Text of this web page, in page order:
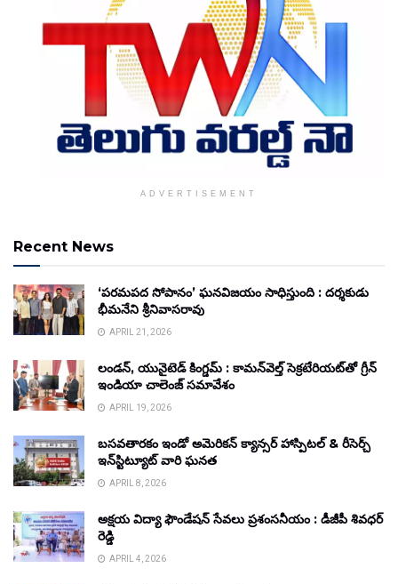
ADVERTISEMENT
Recent News
‘పరమపద సోపానం’ ఘనవిజయం సాధిస్తుంది : దర్శకుడు
భీమనేని శ్రీనివాసరావు
APRIL 21, 2026
లండన్, యునైటెడ్ కింగ్డమ్ : కామన్‌వెల్త్ సెక్రటేరియట్‌తో గ్రీన్
ఇండియా చాలెంజ్ సమావేశం
APRIL 19, 2026
బసవతారకం ఇండో అమెరికన్ క్యాన్సర్ హాస్పిటల్ & రీసెర్చ్
ఇన్‌స్టిట్యూట్ వారి ఘనత
APRIL 8, 2026
అక్షయ విద్యా ఫౌండేషన్ సేవలు ప్రశంసనీయం : డీజీపీ శివధర్
రెడ్డి
APRIL 4, 2026